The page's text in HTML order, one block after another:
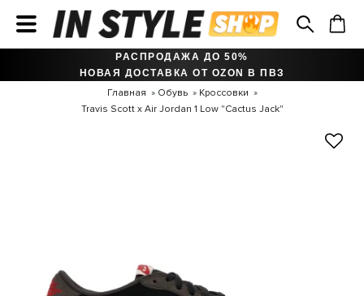
РАСПРОДАЖА ДО 50%
НОВАЯ ДОСТАВКА ОТ OZON В ПВЗ
Главная Обувь
Кроссовки
Travis Scott x Air Jordan 1 Low "Cactus Jack"